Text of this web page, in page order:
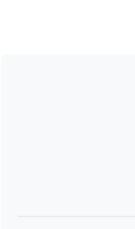
های معرفی شده از سمت
و پیاده سازی میکنیم.